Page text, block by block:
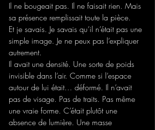
Il ne bougeait pas. Il ne faisait rien. Mais
sa présence remplissait toute la pièce.
Et je savais. Je savais qu’il n’était pas une
simple image. Je ne peux pas l’expliquer
autrement.
Il avait une densité. Une sorte de poids
invisible dans l’air. Comme si l’espace
autour de lui était… déformé. Il n’avait
pas de visage. Pas de traits. Pas même
une vraie forme. C’était plutôt une
absence de lumière. Une masse